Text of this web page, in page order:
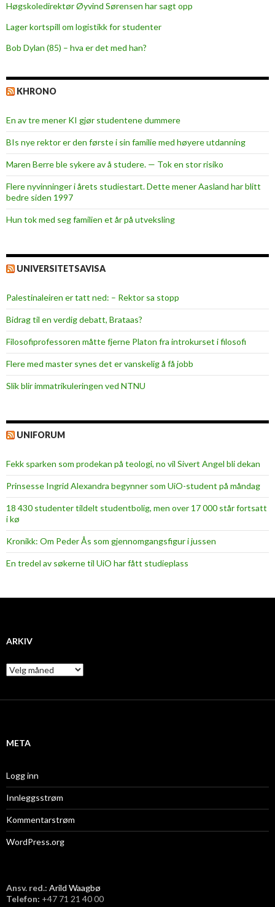
Høgskoledirektør Øyvind Sørensen har sagt opp
Lager kortspill om logistikk for studenter
Bob Dylan (85) – hva er det med han?
KHRONO
En av tre mener KI gjør studentene dummere
BIs nye rektor er den første i sin familie med høyere utdanning
Maren Berre ble sykere av å studere. — Tok en stor risiko
Flere nyvinninger i årets studiestart. Dette mener Aasland har blitt
bedre siden 1997
Hun tok med seg familien et år på utveksling
UNIVERSITETSAVISA
Palestinaleiren er tatt ned: – Rektor sa stopp
Bidrag til en verdig debatt, Brataas?
Filosofiprofessoren måtte fjerne Platon fra introkurset i filosofi
Flere med master synes det er vanskelig å få jobb
Slik blir immatrikuleringen ved NTNU
UNIFORUM
Fekk sparken som prodekan på teologi, no vil Sivert Angel bli dekan
Prinsesse Ingrid Alexandra begynner som UiO-student på måndag
18 430 studenter tildelt studentbolig, men over 17 000 står fortsatt
i kø
Kronikk: Om Peder Ås som gjennomgangsfigur i jussen
En tredel av søkerne til UiO har fått studieplass
ARKIV
A
i
META
Logg inn
Innleggsstrøm
Kommentarstrøm
WordPress.org
Ansv. red.: Arild Waagbø
Telefon: ​+47 71 21 40 00